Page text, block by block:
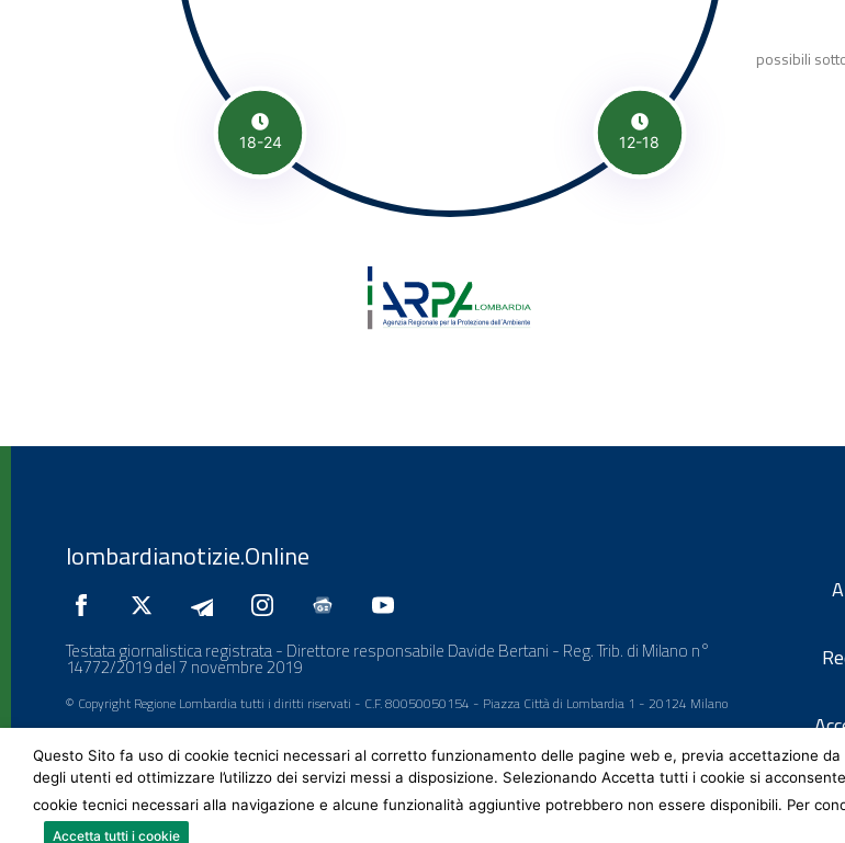
18-24 12-18
possibili
lombardianotizie.Online
Testata giornalistica registrata - Direttore responsabile Davide Bertani - Reg. Trib. di Milano n°
14772/2019 del 7 novembre 2019
© Copyright Regione Lombardia tutti i diritti riservati - C.F. 80050050154 - Piazza Città di Lombardia 1 - 20124 Milano
Questo Sito fa uso di cookie tecnici necessari al corretto funzionamento delle pagine web e, previa accettazione
degli utenti ed ottimizzare l’utilizzo dei servizi messi a disposizione. Selezionando Accetta tutti i cookie si
cookie tecnici necessari alla navigazione e alcune funzionalità aggiuntive potrebbero non essere disponibili. Per
Accetta tutti i cookie